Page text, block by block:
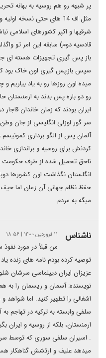
پر شبهه رو هم روسیه به بهانه
مثل اف 14 های حتی نسخه
شرقیها و اکپر کشورهای اسلامی
قادسیه دوم) سابقه این امر تو
باز پس گیری تجهیزات هسته ای
سپس بازپس گیری اون خاک بود
میده اون روزها رو به یاد بیاریم
رو دو باره پس بدند به ارمنستان
ایران بودند که زمان خاندان
سر گور اوزلی انگلیسی از جان
آلمان پس از الگو برداری
کردنش برای روسیه و براندازی
ناحق تحمیل شده از طرف حکومت
انگلستان نگذاشت اون کشورها
حفظ نظام جهانی آن زمان اما حیف
میگه به مردم
ناشناس ۱۱ فروردین ۱۴۰۰ | ۱۸:۵۶
من قبلاً در مورد
توصیه کرده بودم نامه های زنده
عزیزان ایران دیپلماسی سرشان
نویسنده: آسمان و ریسمان را به هم
اشغالی را تطهیر کنید. اما
سلفی وابسته به ترکیه در تهاجم
ارمنستان، بلکه از روسیه و ایران
. اسیران سلفی سوری که توسط
میدهد علیف و ارتشش گناهکار